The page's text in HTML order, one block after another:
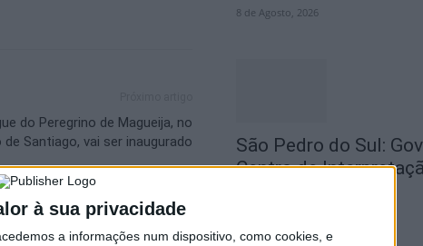
à sua privacidade
a informações num dispositivo, como cookies, e
do Peregrino de Magueija, no
de Santiago, vai ser inaugurado
8 de Agosto, 2026
São Pedro do Sul:
Centro de